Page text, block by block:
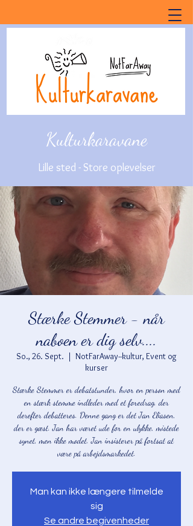
Kulturkaravane
Lille sted - Store oplevelser
Stærke Stemmer - når
naboen er dig selv....
So., 26. Sept.
  |
NotFarAway--kultur, Event og
kurser
Stærke Stemmer er debatstunder, hvor en person med
en stærk stemme indleder med et foredrag, der
derefter debatteres. Denne gang er det Jan Eliasen,
der er gæst. Jan har været ude for en ulykke, mistede
synet, men ikke modet. Jan insisterer på fortsat at
være på arbejdsmarkedet.
Man kan ikke længere tilmelde
sig
Se andre begivenheder